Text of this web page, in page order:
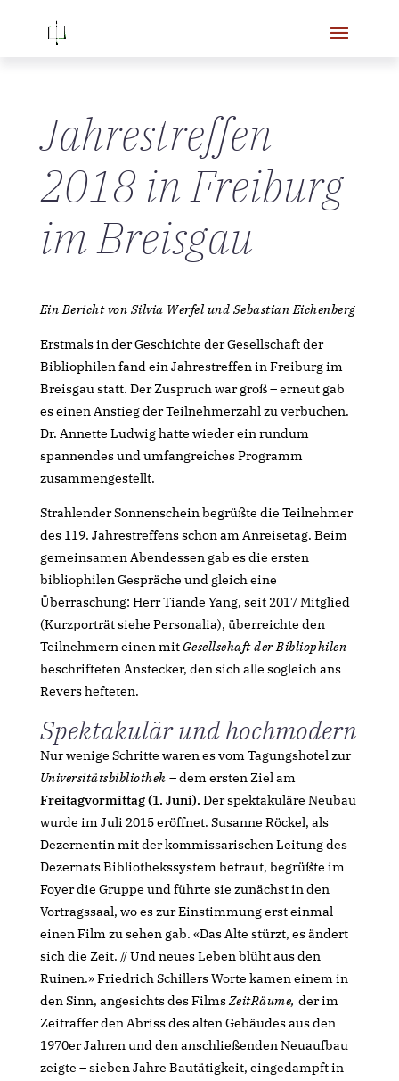
Jahrestreffen
2018 in Freiburg
im Breisgau
Ein Bericht von Silvia Werfel und Sebastian Eichenberg
Erstmals in der Geschichte der Gesellschaft der
Bibliophilen fand ein Jahrestreffen in Freiburg im
Breisgau statt. Der Zuspruch war groß – erneut gab
es einen Anstieg der Teilnehmerzahl zu verbuchen.
Dr. Annette Ludwig hatte wieder ein rundum
spannendes und umfangreiches Programm
zusammengestellt.
Strahlender Sonnenschein begrüßte die Teilnehmer
des 119. Jahrestreffens schon am Anreisetag. Beim
gemeinsamen Abendessen gab es die ersten
bibliophilen Gespräche und gleich eine
Überraschung: Herr Tiande Yang, seit 2017 Mitglied
(Kurzporträt siehe Personalia), überreichte den
Teilnehmern einen mitGesellschaft der Bibliophilen
beschrifteten Anstecker, den sich alle sogleich ans
Revers hefteten.
Spektakulär und hochmodern
Nur wenige Schritte waren es vom Tagungshotel zur
Universitätsbibliothek – dem ersten Ziel am
Freitagvormittag (1. Juni). Der spektakuläre Neubau
wurde im Juli 2015 eröffnet. Susanne Röckel, als
Dezernentin mit der kommissarischen Leitung des
Dezernats Bibliothekssystem betraut, begrüßte im
Foyer die Gruppe und führte sie zunächst in den
Vortragssaal, wo es zur Einstimmung erst einmal
einen Film zu sehen gab. «Das Alte stürzt, es ändert
sich die Zeit. // Und neues Leben blüht aus den
Ruinen.» Friedrich Schillers Worte kamen einem in
den Sinn, angesichts des FilmsZeitRäume, der im
Zeitraffer den Abriss des alten Gebäudes aus den
1970er Jahren und den anschließenden Neuaufbau
zeigte – sieben Jahre Bautätigkeit, eingedampft in